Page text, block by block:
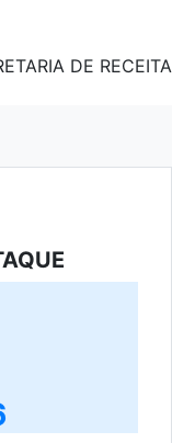
DE RECEITA